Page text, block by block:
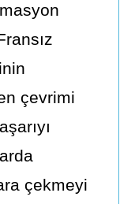
çevrimi
çekmeyi